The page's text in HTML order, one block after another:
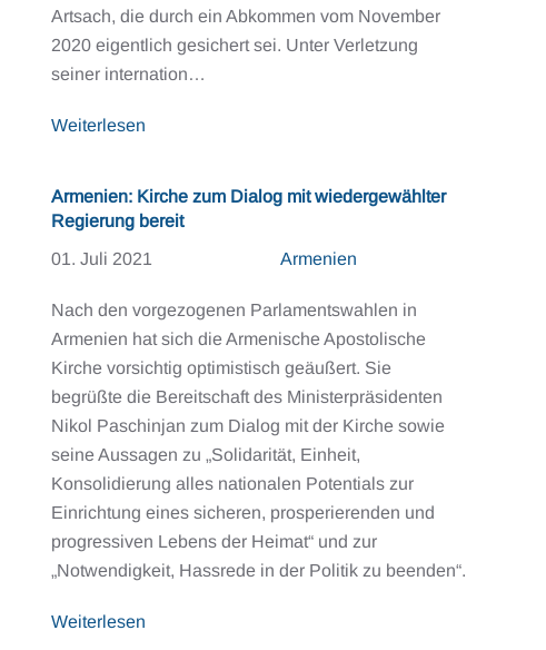
Artsach, die durch ein Abkommen vom November
2020 eigentlich gesichert sei. Unter Verletzung
seiner internation…
Weiterlesen
Armenien: Kirche zum Dialog mit wiedergewählter
Regierung bereit
01. Juli 2021
Armenien
Nach den vorgezogenen Parlamentswahlen in
Armenien hat sich die Armenische Apostolische
Kirche vorsichtig optimistisch geäußert. Sie
begrüßte die Bereitschaft des Ministerpräsidenten
Nikol Paschinjan zum Dialog mit der Kirche sowie
seine Aussagen zu „Solidarität, Einheit,
Konsolidierung alles nationalen Potentials zur
Einrichtung eines sicheren, prosperierenden und
progressiven Lebens der Heimat“ und zur
„Notwendigkeit, Hassrede in der Politik zu beenden“.
Weiterlesen